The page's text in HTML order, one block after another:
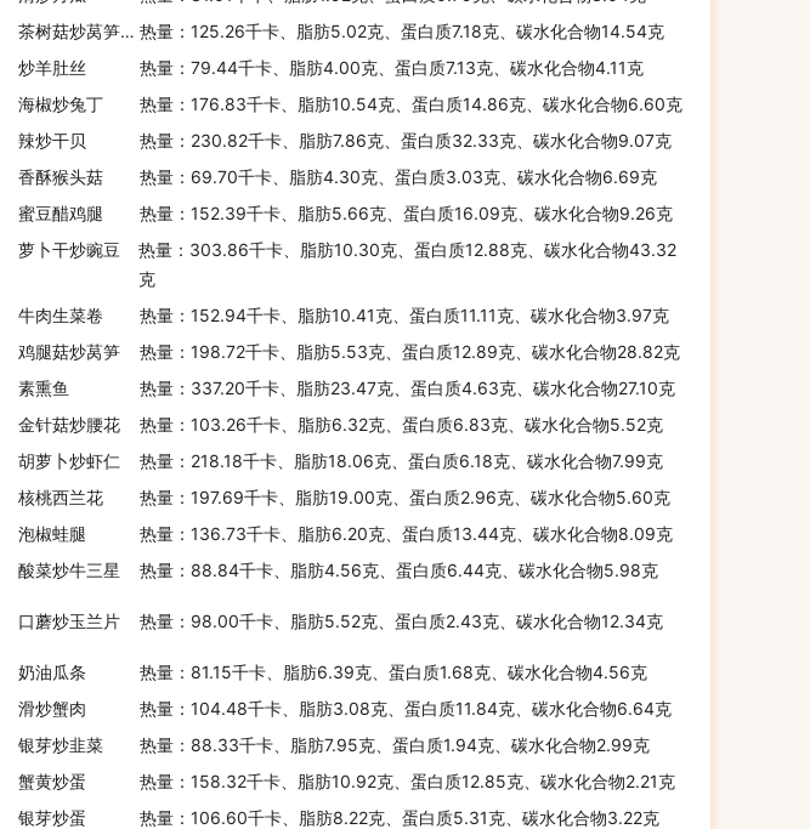
茶树菇炒莴笋豆干 热量：125.26千卡、脂肪5.02克、蛋白质7.18克、碳水化合物14.54克
炒羊肚丝
热量：79.44千卡、脂肪4.00克、蛋白质7.13克、碳水化合物4.11克
海椒炒兔丁
热量：176.83千卡、脂肪10.54克、蛋白质14.86克、碳水化合物6.60克
辣炒干贝
热量：230.82千卡、脂肪7.86克、蛋白质32.33克、碳水化合物9.07克
香酥猴头菇
热量：69.70千卡、脂肪4.30克、蛋白质3.03克、碳水化合物6.69克
蜜豆醋鸡腿 热量：152.39千卡、脂肪5.66克、蛋白质16.09克、碳水化合物9.26克
萝卜干炒豌豆
热量：303.86千卡、脂肪10.30克、蛋白质12.88克、碳水化合物43.32
克
牛肉生菜卷
热量：152.94千卡、脂肪10.41克、蛋白质11.11克、碳水化合物3.97克
鸡腿菇炒莴笋
热量：198.72千卡、脂肪5.53克、蛋白质12.89克、碳水化合物28.82克
素熏鱼
热量：337.20千卡、脂肪23.47克、蛋白质4.63克、碳水化合物27.10克
金针菇炒腰花
热量：103.26千卡、脂肪6.32克、蛋白质6.83克、碳水化合物5.52克
胡萝卜炒虾仁
热量：218.18千卡、脂肪18.06克、蛋白质6.18克、碳水化合物7.99克
核桃西兰花
热量：197.69千卡、脂肪19.00克、蛋白质2.96克、碳水化合物5.60克
泡椒蛙腿
热量：136.73千卡、脂肪6.20克、蛋白质13.44克、碳水化合物8.09克
酸菜炒牛三星
热量：88.84千卡、脂肪4.56克、蛋白质6.44克、碳水化合物5.98克
口蘑炒玉兰片 热量：98.00千卡、脂肪5.52克、蛋白质2.43克、碳水化合物12.34克
奶油瓜条
热量：81.15千卡、脂肪6.39克、蛋白质1.68克、碳水化合物4.56克
滑炒蟹肉
热量：104.48千卡、脂肪3.08克、蛋白质11.84克、碳水化合物6.64克
银芽炒韭菜
热量：88.33千卡、脂肪7.95克、蛋白质1.94克、碳水化合物2.99克
蟹黄炒蛋
热量：158.32千卡、脂肪10.92克、蛋白质12.85克、碳水化合物2.21克
银芽炒蛋
热量：106.60千卡、脂肪8.22克、蛋白质5.31克、碳水化合物3.22克